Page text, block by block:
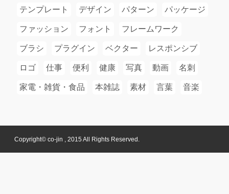
テンプレート デザイン パターン パッケージ
ファッション フォント フレームワーク
ブラシ プラグイン ベクター レスポンシブ
ロゴ 仕事 便利 健康 写真 動画 名刺
家電・雑貨・食品 本雑誌 素材 言葉 音楽
Copyright© co-jin , 2015 All Rights Reserved.